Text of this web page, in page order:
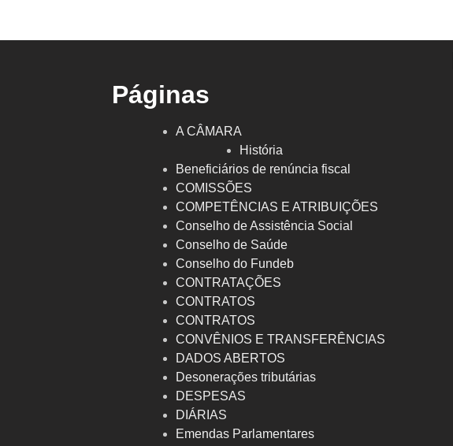
Páginas
A CÂMARA
História
Beneficiários de renúncia fiscal
COMISSÕES
COMPETÊNCIAS E ATRIBUIÇÕES
Conselho de Assistência Social
Conselho de Saúde
Conselho do Fundeb
CONTRATAÇÕES
CONTRATOS
CONTRATOS
CONVÊNIOS E TRANSFERÊNCIAS
DADOS ABERTOS
Desonerações tributárias
DESPESAS
DIÁRIAS
Emendas Parlamentares